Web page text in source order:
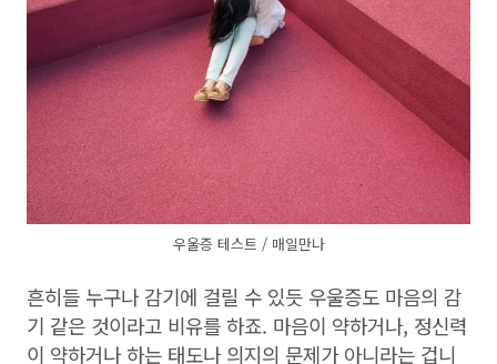
우울증 테스트 / 매일만나
흔히들 누구나 감기에 걸릴 수 있듯 우울증도 마음의 감
기 같은 것이라고 비유를 하죠. 마음이 약하거나, 정신력
이 약하거나 하는 태도나 의지의 문제가 아니라는 겁니